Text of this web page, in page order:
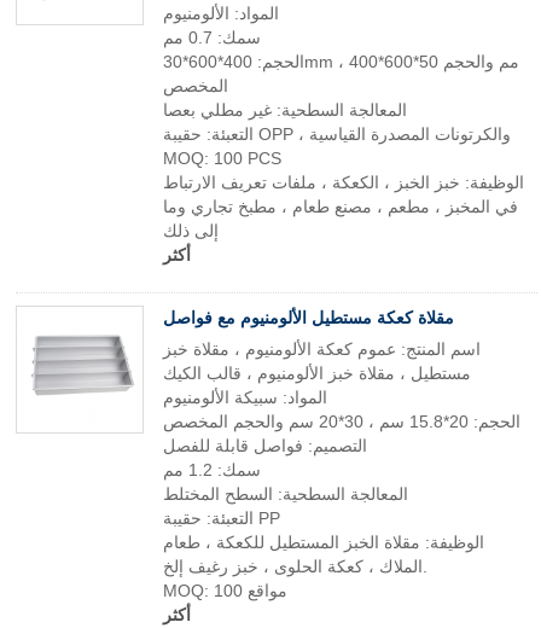
المواد: الألومنيوم
سمك: 0.7 مم
الحجم: 400*600*30mm ، 400*600*50 مم والحجم
المخصص
المعالجة السطحية: غير مطلي بعصا
التعبئة: حقيبة OPP ، والكرتونات المصدرة القياسية
MOQ: 100 PCS
الوظيفة: خبز الخبز ، الكعكة ، ملفات تعريف الارتباط
في المخبز ، مطعم ، مصنع طعام ، مطبخ تجاري وما
إلى ذلك
أكثر
مقلاة كعكة مستطيل الألومنيوم مع فواصل
اسم المنتج: عموم كعكة الألومنيوم ، مقلاة خبز
مستطيل ، مقلاة خبز الألومنيوم ، قالب الكيك
المواد: سبيكة الألومنيوم
الحجم: 20*15.8 سم ، 30*20 سم والحجم المخصص
التصميم: فواصل قابلة للفصل
سمك: 1.2 مم
المعالجة السطحية: السطح المختلط
التعبئة: حقيبة PP
الوظيفة: مقلاة الخبز المستطيل للكعكة ، طعام
MOQ: 100 مواقع
أكثر